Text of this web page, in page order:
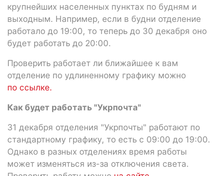
крупнейших населенных пунктах по будням и
выходным. Например, если в будни отделение
работало до 19:00, то теперь до 30 декабря оно
будет работать до 20:00.
Проверить работает ли ближайшее к вам
отделение по удлиненному графику можно
по ссылке.
Как будет работать "Укрпочта"
31 декабря отделения "Укрпочты" работают по
стандартному графику, то есть с 09:00 до 19:00.
Однако в разных отделениях время работы
может изменяться из-за отключения света.